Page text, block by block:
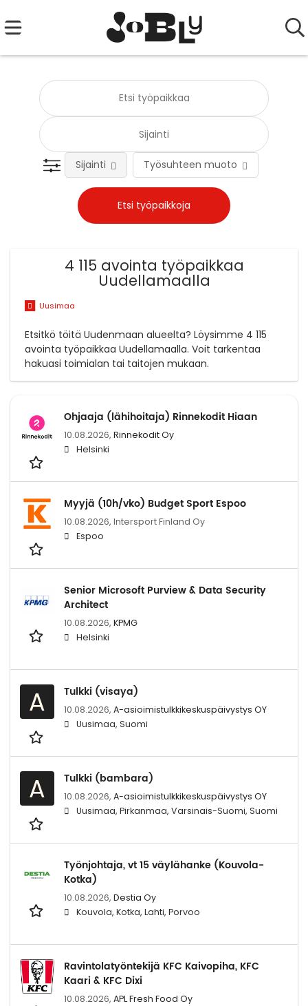
Työsuhteen muoto
Sijainti
4 115 avointa työpaikkaa
Uudellamaalla
Uusimaa
Etsitkö töitä Uudenmaan alueelta? Löysimme 4 115
avointa työpaikkaa Uudellamaalla. Voit tarkentaa
hakuasi toimialan tai taitojen mukaan.
Ohjaaja (lähihoitaja) Rinnekodit Hiaan
10.08.2026, Rinnekodit Oy
Helsinki
Myyjä (10h/vko) Budget Sport Espoo
10.08.2026, Intersport Finland Oy
Espoo
Senior Microsoft Purview & Data Security
Architect
10.08.2026, KPMG
Helsinki
A Tulkki (visaya)
10.08.2026, A-asioimistulkkikeskuspäivystys OY
Uusimaa, Suomi
A Tulkki (bambara)
10.08.2026, A-asioimistulkkikeskuspäivystys OY
Uusimaa, Pirkanmaa, Varsinais-Suomi, Suomi
Työnjohtaja, vt 15 väylähanke (Kouvola-
Kotka)
10.08.2026, Destia Oy
Kouvola, Kotka, Lahti, Porvoo
Ravintolatyöntekijä KFC Kaivopiha, KFC
Kaari & KFC Dixi
10.08.2026, APL Fresh Food Oy